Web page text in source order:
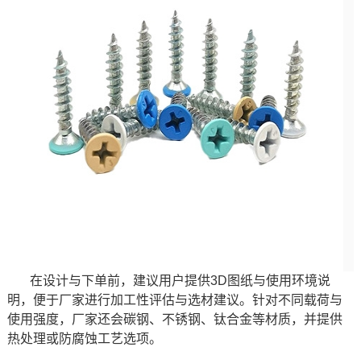
在设计与下单前，建议用户提供3D图纸与使用环境说
明，便于厂家进行加工性评估与选材建议。针对不同载荷与
使用强度，厂家还会碳钢、不锈钢、钛合金等材质，并提供
热处理或防腐蚀工艺选项。